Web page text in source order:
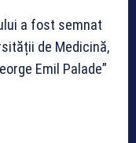
a fost semnat
de Medicină,
Emil Palade”